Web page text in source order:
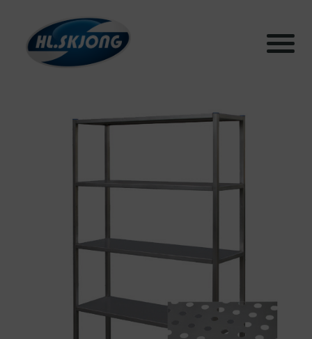
Testhall og lab
Bærekraft
Om oss